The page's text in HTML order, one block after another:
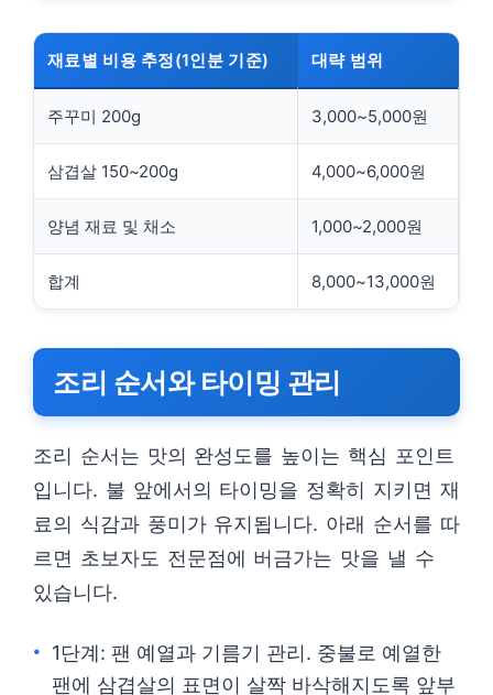
재료별 비용 추정(1인분 기준) 대략 범위
주꾸미 200g 3,000~5,000원
삼겹살 150~200g 4,000~6,000원
양념 재료 및 채소 1,000~2,000원
합계 8,000~13,000원
조리 순서와 타이밍 관리
조리 순서는 맛의 완성도를 높이는 핵심 포인트
입니다. 불 앞에서의 타이밍을 정확히 지키면 재
료의 식감과 풍미가 유지됩니다. 아래 순서를 따
르면 초보자도 전문점에 버금가는 맛을 낼 수
있습니다.
1단계: 팬 예열과 기름기 관리. 중불로 예열한
팬에 삼겹살의 표면이 살짝 바삭해지도록 앞부